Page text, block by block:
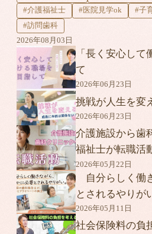
#介護福祉士
#医院見学ok
#子
#訪問歯科
2026年08月03日
「長く安心して
て
2026年06月23日
挑戦が人生を変
2026年06月23日
介護施設から歯
福祉士が転職活
2026年05月22日
自分らしく働
とされるやりが
2026年05月11日
社会保険料の負